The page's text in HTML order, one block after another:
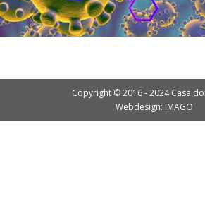
Copyright © 2016 - 2024 Casa
Webdesign: IMAGO